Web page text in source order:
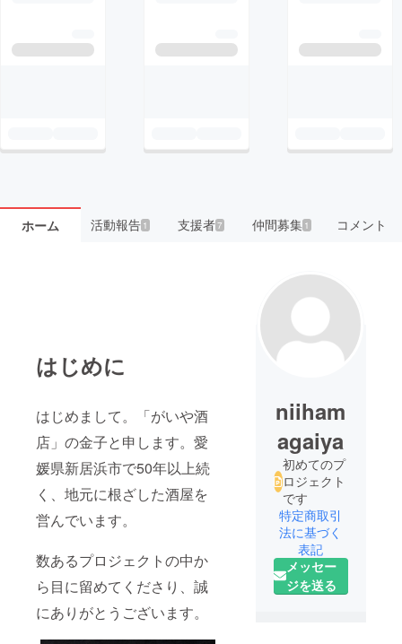
ホーム 活動報告1 支援者7 仲間募集 1 コメント
はじめに
はじめまして。「がいや酒
店」の金子と申します。愛
媛県新居浜市で50年以上続
く、地元に根ざした酒屋を
営んでいます。
数あるプロジェクトの中か
ら目に留めてくださり、誠
にありがとうございます。
niiham
agaiya
初めてのプ
ロジェクト
です
特定商取引
法に基づく
表記
メッセー
ジを送る